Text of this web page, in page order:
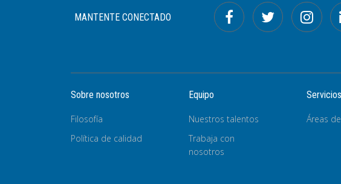
MANTENTE CONECTADO
Sobre nosotros
Filosofía
Política de calidad
Equipo
Nuestros talentos
Trabaja con
nosotros
Servicios
Áreas